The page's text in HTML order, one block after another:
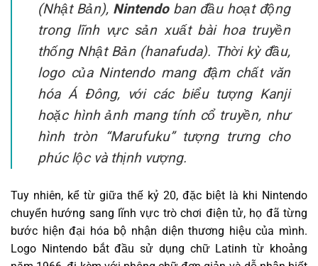
(Nhật Bản), Nintendoban đầu hoạt động
trong lĩnh vực sản xuất bài hoa truyền
thống Nhật Bản (hanafuda). Thời kỳ đầu,
logo của Nintendo mang đậm chất văn
hóa Á Đông, với các biểu tượng Kanji
hoặc hình ảnh mang tính cổ truyền, như
hình tròn “Marufuku” tượng trưng cho
phúc lộc và thịnh vượng.
Tuy nhiên, kể từ giữa thế kỷ 20, đặc biệt là khi Nintendo
chuyển hướng sang lĩnh vực trò chơi điện tử, họ đã từng
bước hiện đại hóa bộ nhận diện thương hiệu của mình.
Logo Nintendo bắt đầu sử dụng chữ Latinh từ khoảng